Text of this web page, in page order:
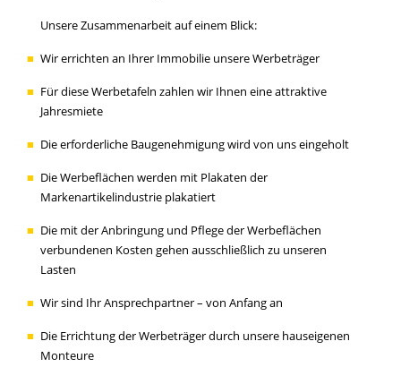
Unsere Zusammenarbeit auf einem Blick:
Wir errichten an Ihrer Immobilie unsere Werbeträger
Für diese Werbetafeln zahlen wir Ihnen eine attraktive
Jahresmiete
Die erforderliche Baugenehmigung wird von uns eingeholt
Die Werbeflächen werden mit Plakaten der
Markenartikelindustrie plakatiert
Die mit der Anbringung und Pflege der Werbeflächen
verbundenen Kosten gehen ausschließlich zu unseren
Lasten
Wir sind Ihr Ansprechpartner – von Anfang an
Die Errichtung der Werbeträger durch unsere hauseigenen
Monteure